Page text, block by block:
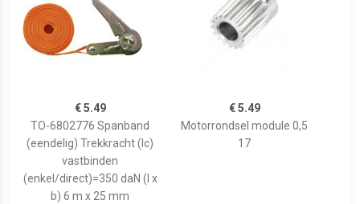
€ 5.49
TO-6802776 Spanband
(eendelig) Trekkracht (lc)
vastbinden
(enkel/direct)=350 daN (l x
b) 6 m x 25 mm
€ 5.49
Motorrondsel module 0,5
17